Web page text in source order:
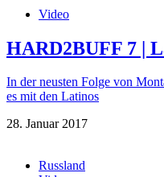
Video
HARD2BUFF 7 |
In der neusten Folge von
es mit den Latinos
28. Januar 2017
Russland